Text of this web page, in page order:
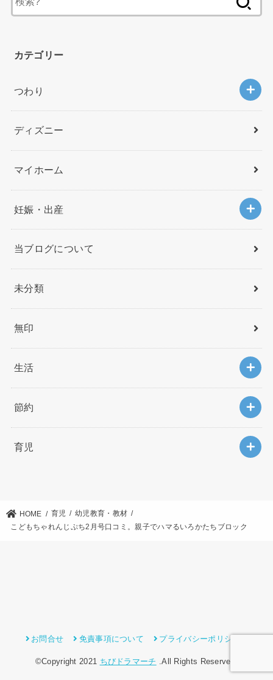
索
カテゴリー
つわり
ディズニー
マイホーム
妊娠・出産
当ブログについて
未分類
無印
生活
節約
育児
HOME 育児
幼児教育・教材
こどもちゃれんじぷち2月号口コミ。親子でハマるいろかたちブロック
お問合せ 免責事項について プライバシーポリシー
©Copyright 2021 ちびドラマーチ .All Rights Reserved.